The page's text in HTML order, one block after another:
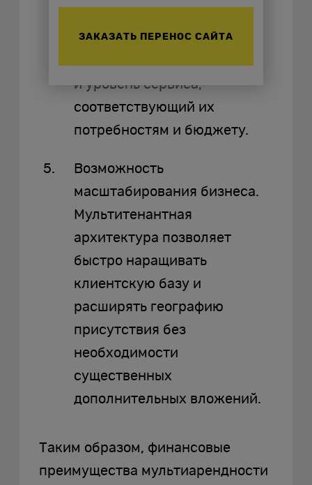
Клиенты могут выбирать
и уровень сервиса,
соответствующий их
потребностям и бюджету.
Возможность
масштабирования бизнеса.
Мультитенантная
архитектура позволяет
быстро наращивать
клиентскую базу и
расширять географию
присутствия без
необходимости
существенных
дополнительных вложений.
Таким образом, финансовые
преимущества мультиарендности
ЗАКАЗАТЬ ПЕРЕНОС САЙТА